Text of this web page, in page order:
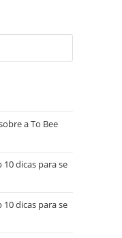
a To Bee
dicas para se
dicas para se